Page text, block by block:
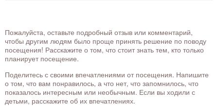
Пожалуйста, оставьте подробный отзыв или комментарий,
чтобы другим людям было проще принять решение по поводу
посещения! Расскажите о том, что стоит знать тем, кто только
планирует посещение.
Поделитесь с своими впечатлениями от посещения. Напишите
о том, что вам понравилось, а что нет, что запомнилось, что
показалось интересным или необычным. Если вы ходили с
детьми, расскажите об их впечатлениях.